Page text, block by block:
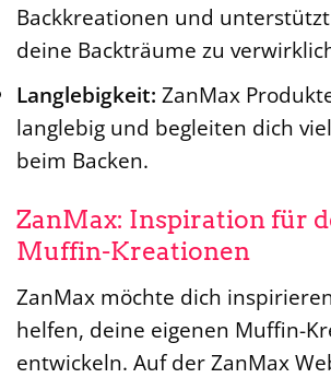
Backkreationen und
deine Backträume zu
Langlebigkeit: ZanMax
langlebig und begleiten dich
beim Backen.
ZanMax: Inspiration für
Muffin-Kreationen
ZanMax möchte dich
helfen, deine eigenen Muffin-
entwickeln. Auf der ZanMax